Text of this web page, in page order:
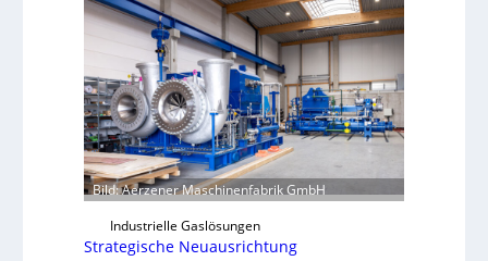
Bild: Aerzener Maschinenfabrik GmbH
Industrielle Gaslösungen
Strategische Neuausrichtung